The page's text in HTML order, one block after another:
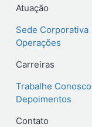
Atuação
Sede Corporativa
Operações
Carreiras
Trabalhe Conosco
Depoimentos
Contato